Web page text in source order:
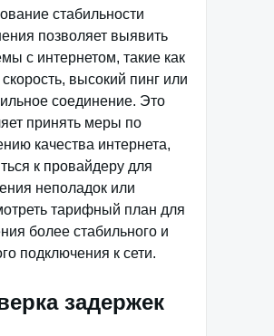
стабильности
позволяет выявить
с интернетом, такие как
скорость, высокий пинг или
соединение. Это
принять меры по
качества интернета,
к провайдеру для
неполадок или
тарифный план для
более стабильного и
подключения к сети.
задержек